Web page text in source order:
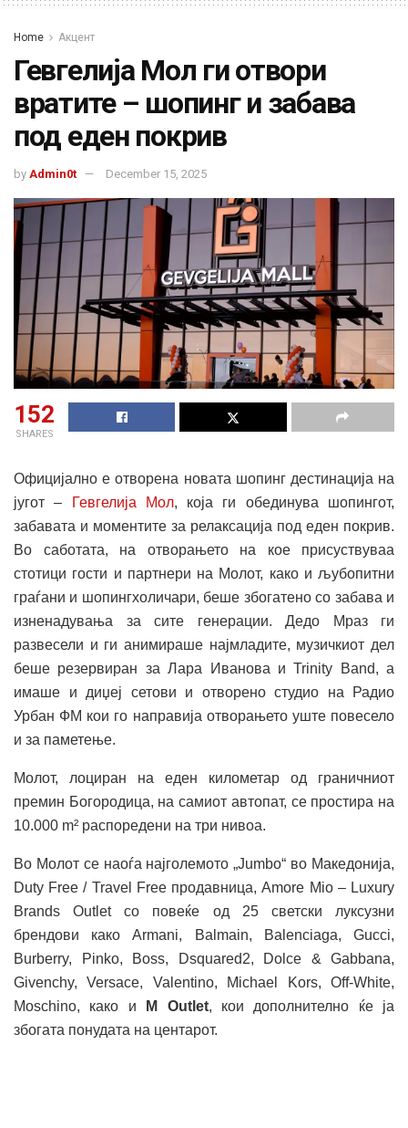
Home Акцент
Гевгелија Мол ги отвори
вратите – шопинг и забава
под еден покрив
by Admin0t December 15, 2025
152
SHARES
Официјално е отворена новата шопинг дестинација на
југот –
Гевгелија Мол, која ги обединува шопингот,
забавата и моментите за релаксација под еден покрив.
Во саботата, на отворањето на кое присуствуваа
стотици гости и партнери на Молот, како и љубопитни
граѓани и шопингхоличари, беше збогатено со забава и
изненадувања за сите генерации. Дедо Мраз ги
развесели и ги анимираше најмладите, музичкиот дел
беше резервиран за Лара Иванова и Trinity Band, а
имаше и диџеј сетови и отворено студио на Радио
Урбан ФМ кои го направија отворањето уште повесело
и за паметење.
Молот, лоциран на еден километар од граничниот
премин Богородица, на самиот автопат, се простира на
10.000 m² распоредени на три нивоа.
Во Молот се наоѓа најголемото „Jumbo“ во Македонија,
Duty Free / Travel Free продавница, Amore Mio – Luxury
Brands Outlet со повеќе од 25 светски луксузни
брендови како Armani, Balmain, Balenciaga, Gucci,
Burberry, Pinko, Boss, Dsquared2, Dolce & Gabbana,
Givenchy, Versace, Valentino, Michael Kors, Off-White,
Moschino, како и
M Outlet, кои дополнително ќе ја
збогата понудата на центарот.